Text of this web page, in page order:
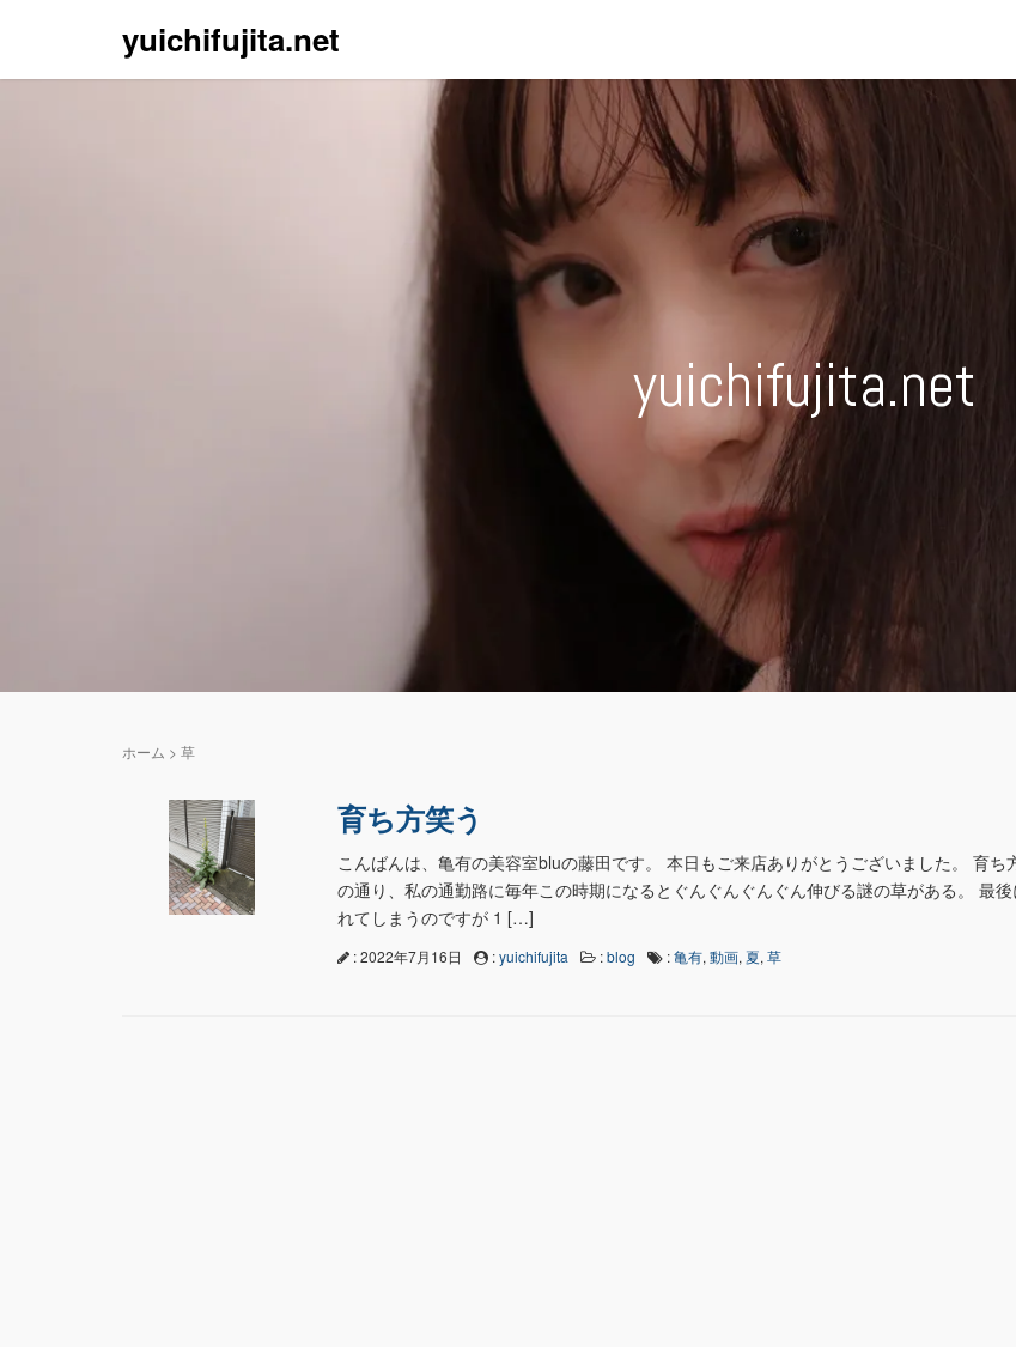
yuichifujita.net
yuichifujita.net
ホーム > 草
育ち方笑う
こんばんは、亀有の美容室bluの藤田です。 本日もご来店ありがとうございました。 育ち
の通り、私の通勤路に毎年この時期になるとぐんぐんぐんぐん伸びる謎の草がある。 最
れてしまうのですが 1 […]
: 2022年7月16日 :yuichifujita :blog :亀有, 動画, 夏, 草